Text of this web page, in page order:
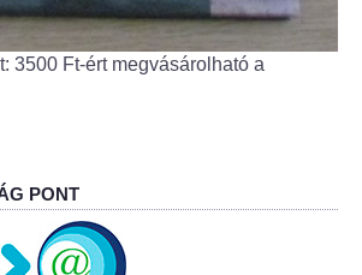
3500 Ft-ért megvásárolható a
PONT